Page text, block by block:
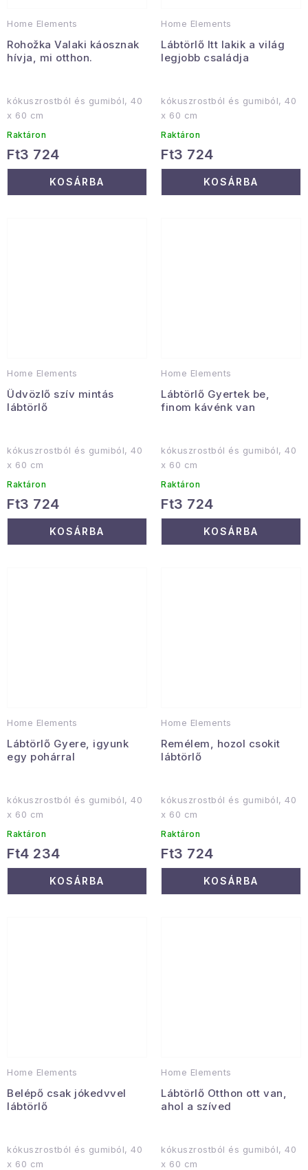
Home Elements
Rohožka Valaki káosznak
hívja, mi otthon.
kókuszrostból és gumiból, 40
x 60 cm
Raktáron
Ft3 724
KOSÁRBA
Home Elements
Lábtörlő Itt lakik a világ
legjobb családja
kókuszrostból és gumiból, 40
x 60 cm
Raktáron
Ft3 724
KOSÁRBA
Home Elements
Üdvözlő szív mintás
lábtörlő
kókuszrostból és gumiból, 40
x 60 cm
Raktáron
Ft3 724
KOSÁRBA
Home Elements
Lábtörlő Gyertek be,
finom kávénk van
kókuszrostból és gumiból, 40
x 60 cm
Raktáron
Ft3 724
KOSÁRBA
Home Elements
Lábtörlő Gyere, igyunk
egy pohárral
kókuszrostból és gumiból, 40
x 60 cm
Raktáron
Ft4 234
KOSÁRBA
Home Elements
Remélem, hozol csokit
lábtörlő
kókuszrostból és gumiból, 40
x 60 cm
Raktáron
Ft3 724
KOSÁRBA
Home Elements
Belépő csak jókedvvel
lábtörlő
kókuszrostból és gumiból, 40
x 60 cm
Home Elements
Lábtörlő Otthon ott van,
ahol a szíved
kókuszrostból és gumiból, 40
x 60 cm